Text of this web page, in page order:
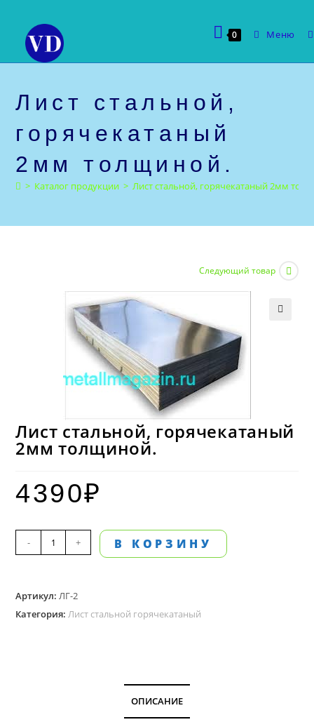
содержимому
0 Меню
Лист стальной,
горячекатаный
2мм толщиной.
> Каталог продукции > Лист стальной, горячекатаный 2мм
Следующий товар
Лист стальной, горячекатаный
2мм толщиной.
4390₽
Количество
товара
стальной,
горячекатаный
- + В КОРЗИНУ
Артикул:ЛГ-2
Категория:Лист стальной горячекатаный
ОПИСАНИЕ